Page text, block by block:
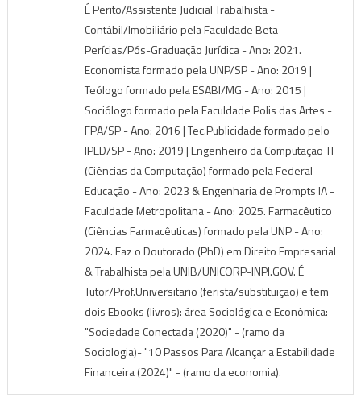
É Perito/Assistente Judicial Trabalhista -
Contábil/Imobiliário pela Faculdade Beta
Perícias/Pós-Graduação Jurídica - Ano: 2021.
Economista formado pela UNP/SP - Ano: 2019 |
Teólogo formado pela ESABI/MG - Ano: 2015 |
Sociólogo formado pela Faculdade Polis das Artes -
FPA/SP - Ano: 2016 | Tec.Publicidade formado pelo
IPED/SP - Ano: 2019 | Engenheiro da Computação TI
(Ciências da Computação) formado pela Federal
Educação - Ano: 2023 & Engenharia de Prompts IA -
Faculdade Metropolitana - Ano: 2025. Farmacêutico
(Ciências Farmacêuticas) formado pela UNP - Ano:
2024. Faz o Doutorado (PhD) em Direito Empresarial
& Trabalhista pela UNIB/UNICORP-INPI.GOV. É
Tutor/Prof.Universitario (ferista/substituição) e tem
dois Ebooks (livros): área Sociológica e Econômica:
"Sociedade Conectada (2020)" - (ramo da
Sociologia)- "10 Passos Para Alcançar a Estabilidade
Financeira (2024)" - (ramo da economia).